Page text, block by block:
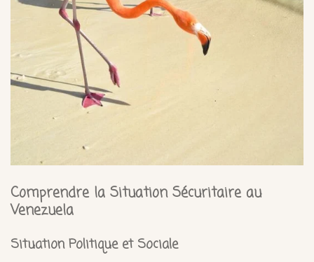
Comprendre la Situation Sécuritaire au
Venezuela
Situation Politique et Sociale